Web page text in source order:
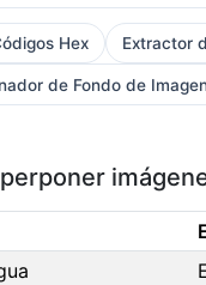
Hex Extractor
de Fondo de